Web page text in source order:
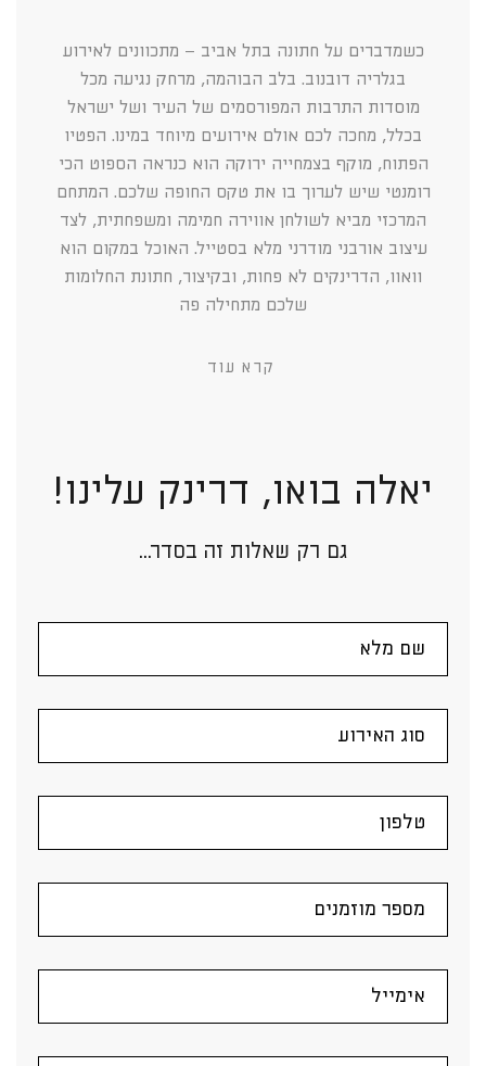
כשמדברים על חתונה בתל אביב – מתכוונים לאירוע
בגלריה דובנוב. בלב הבוהמה, מרחק נגיעה מכל
מוסדות התרבות המפורסמים של העיר ושל ישראל
בכלל, מחכה לכם אולם אירועים מיוחד במינו. הפטיו
הפתוח, מוקף בצמחייה ירוקה הוא כנראה הספוט הכי
רומנטי שיש לערוך בו את טקס החופה שלכם. המתחם
המרכזי מביא לשולחן אווירה חמימה ומשפחתית, לצד
עיצוב אורבני מודרני מלא בסטייל. האוכל במקום הוא
וואוו, הדרינקים לא פחות, ובקיצור, חתונת החלומות
שלכם מתחילה פה
קרא עוד
יאלה בואו, דרינק עלינו!
גם רק שאלות זה בסדר...